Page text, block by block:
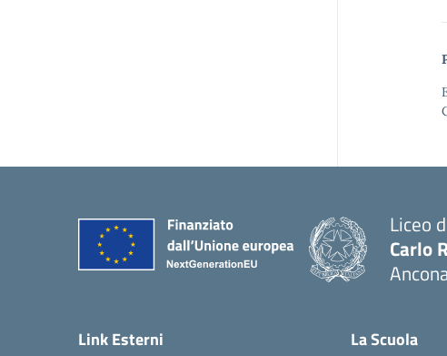
Liceo
Carlo
Link Esterni La Scuola